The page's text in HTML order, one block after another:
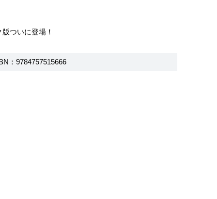
ついに登場！
：9784757515666